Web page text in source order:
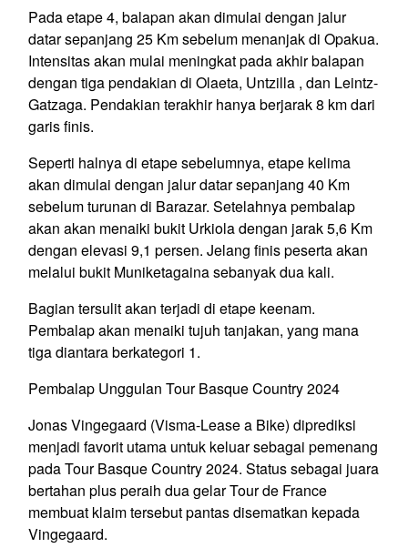
Pada etape 4, balapan akan dimulai dengan jalur
datar sepanjang 25 Km sebelum menanjak di Opakua.
Intensitas akan mulai meningkat pada akhir balapan
dengan tiga pendakian di Olaeta, Untzilla , dan Leintz-
Gatzaga. Pendakian terakhir hanya berjarak 8 km dari
garis finis.
Seperti halnya di etape sebelumnya, etape kelima
akan dimulai dengan jalur datar sepanjang 40 Km
sebelum turunan di Barazar. Setelahnya pembalap
akan akan menaiki bukit Urkiola dengan jarak 5,6 Km
dengan elevasi 9,1 persen. Jelang finis peserta akan
melalui bukit Muniketagaina sebanyak dua kali.
Bagian tersulit akan terjadi di etape keenam.
Pembalap akan menaiki tujuh tanjakan, yang mana
tiga diantara berkategori 1.
Pembalap Unggulan Tour Basque Country 2024
Jonas Vingegaard (Visma-Lease a Bike) diprediksi
menjadi favorit utama untuk keluar sebagai pemenang
pada Tour Basque Country 2024. Status sebagai juara
bertahan plus peraih dua gelar Tour de France
membuat klaim tersebut pantas disematkan kepada
Vingegaard.